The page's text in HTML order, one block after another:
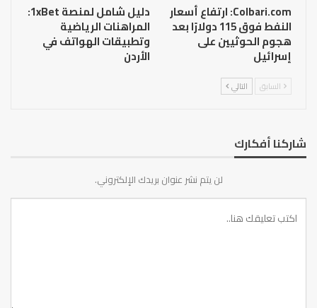
Colbari.com: ارتفاع أسعار
النفط فوق 115 دولارًا بعد
هجوم الحوثيين على
إسرائيل
دليل شامل لمنصة 1xBet:
المراهنات الرياضية
وتطبيقات الهواتف في
الأردن
السابق التالي
شاركنا أفكارك
لن يتم نشر عنوان بريدك الإلكتروني.